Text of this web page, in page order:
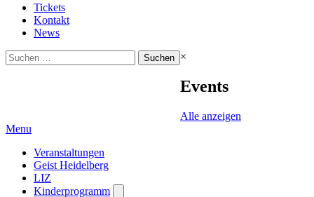
Tickets
Kontakt
News
Suchen
nach:
×
Events
Alle anzeigen
Menu
Veranstaltungen
Geist Heidelberg
LIZ
Kinderprogramm